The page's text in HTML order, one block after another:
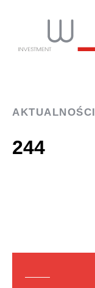
AKTUALNOŚCI
244